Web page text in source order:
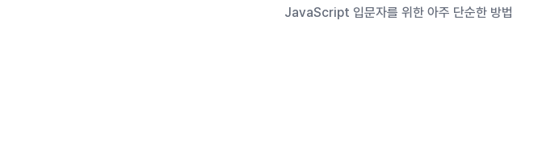
JavaScript 입문자를 위한 아주 단순한 방법